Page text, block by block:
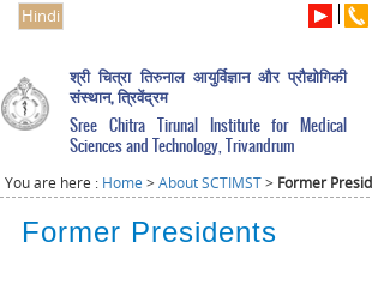
Hindi
श्री चित्रा तिरुनाल आयुर्विज्ञान और प्रौद्योगिकी
संस्थान, त्रिवेंद्रम
Sree Chitra Tirunal Institute for Medical
Sciences and Technology, Trivandrum
You are here : Home >About SCTIMST> Former
Former Presidents